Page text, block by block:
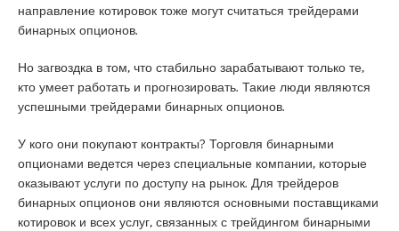
направление котировок тоже могут считаться трейдерами
бинарных опционов.
Но загвоздка в том, что стабильно зарабатывают только те,
кто умеет работать и прогнозировать. Такие люди являются
успешными трейдерами бинарных опционов.
У кого они покупают контракты? Торговля бинарными
опционами ведется через специальные компании, которые
оказывают услуги по доступу на рынок. Для трейдеров
бинарных опционов они являются основными поставщиками
котировок и всех услуг, связанных с трейдингом бинарными